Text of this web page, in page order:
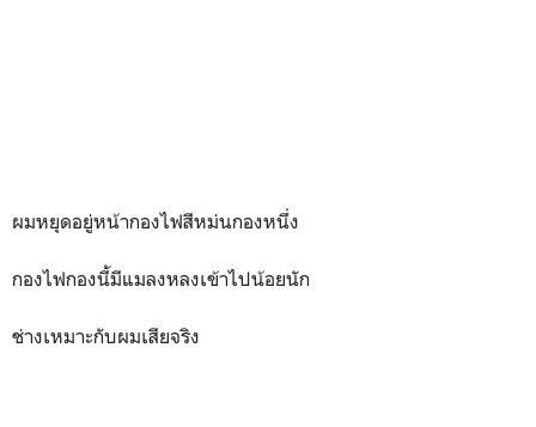
ผมหยุดอยู่หน้ากองไฟสีหม่นกองหนึ่ง
กองไฟกองนี้มีแมลงหลงเข้าไปน้อยนัก
ช่างเหมาะกับผมเสียจริง